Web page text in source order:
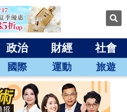
政治 財經 社會
國際 運動 旅遊